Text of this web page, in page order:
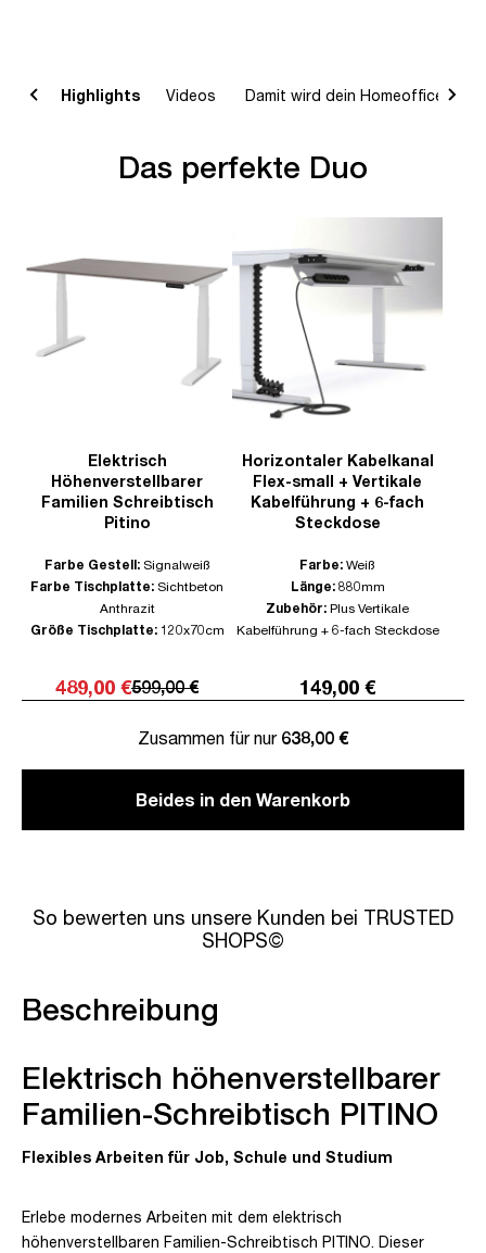
Highlights Videos Damit wird dein Homeoffice
Das perfekte Duo
Elektrisch
Höhenverstellbarer
Familien Schreibtisch
Pitino
Farbe Gestell: Signalweiß
Farbe Tischplatte: Sichtbeton
Anthrazit
Größe Tischplatte: 120x70cm
489,00 €599,00 €
Horizontaler Kabelkanal
Flex-small + Vertikale
Kabelführung + 6-fach
Steckdose
Farbe: Weiß
Länge: 880mm
Zubehör: Plus Vertikale
Kabelführung + 6-fach Steckdose
149,00 €
Zusammen für nur 638,00 €
Beides in den Warenkorb
So bewerten uns unsere Kunden bei TRUSTED
SHOPS©
Beschreibung
Elektrisch höhenverstellbarer
Familien-Schreibtisch PITINO
Flexibles Arbeiten für Job, Schule und Studium
Erlebe modernes Arbeiten mit dem elektrisch
höhenverstellbaren Familien-Schreibtisch PITINO. Dieser